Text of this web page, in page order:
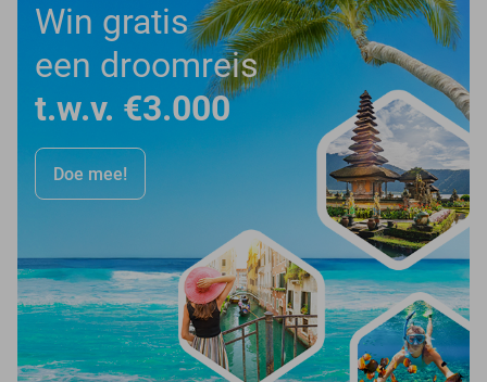
Win gratis
een droomreis
t.w.v. €3.000
Doe mee!